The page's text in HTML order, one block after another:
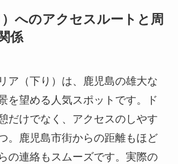
へのアクセスルートと周
係
ア（下り）は、鹿児島の雄大な
を望める人気スポットです。ド
だけでなく、アクセスのしやす
。鹿児島市街からの距離もほど
の連絡もスムーズです。実際の